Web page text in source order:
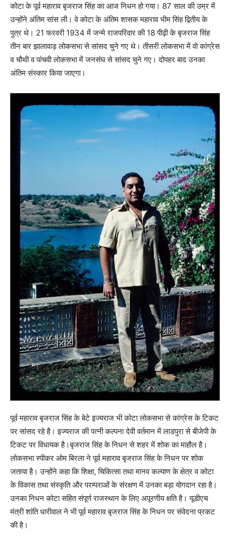
कोटा के पूर्व महाराव बृजराज सिंह का आज निधन हो गया। 87 साल की उम्र में
उन्होंने अंतिम सांस ली। वे कोटा के अंतिम शासक महाराव भीम सिंह द्वितीय के
पुत्र थे। 21 फरवरी 1934 में जन्मे राजपरिवार की 18 पीढ़ी के बृजराज सिंह
तीन बार झालावाड़ लोकसभा से सांसद चुने गए थे। तीसरी लोकसभा में वो कांग्रेस
व चौथी व पांचवी लोकसभा में जनसंघ से सांसद चुने गए। दोपहर बाद उनका
अंतिम संस्कार किया जाएगा।
पूर्व महाराव बृजराज सिंह के बेटे इज्यराज भी कोटा लोकसभा से कांग्रेस के टिकट
पर सांसद रहे है। इज्यराज की पत्नी कल्पना देवी वर्तमान में लाडपुरा से बीजेपी के
टिकट पर विधायक है।बृजराज सिंह के निधन से शहर में शोक का माहौल है।
लोकसभा स्पीकर ओम बिरला ने पूर्व महाराव बृजराज सिंह के निधन पर शोक
जताया है। उन्होंने कहा कि शिक्षा, चिकित्सा तथा मानव कल्याण के क्षेत्र व कोटा
के विकास तथा संस्कृति और परम्पराओं के संरक्षण में उनका बड़ा योगदान रहा है।
उनका निधन कोटा सहित संपूर्ण राजस्थान के लिए अपूरणीय क्षति है। यूडीएच
मंत्री शांति धारीवाल ने भी पूर्व महाराव बृजराज सिंह के निधन पर संवेदना प्रकट
की है।